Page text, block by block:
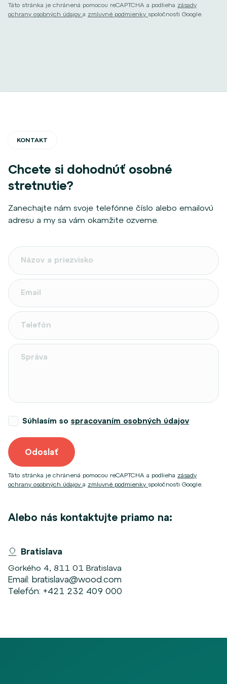
Táto stránka je chránená pomocou reCAPTCHA a podlieha zásady
ochrany osobných údajov a zmluvné podmienky spoločnosti Google.
KONTAKT
Chcete si dohodnúť osobné
stretnutie?
Zanechajte nám svoje telefónne číslo alebo emailovú
adresu a my sa vám okamžite ozveme.
Odoslať
Súhlasím so spracovaním osobných údajov
Táto stránka je chránená pomocou reCAPTCHA a podlieha zásady
ochrany osobných údajov a zmluvné podmienky spoločnosti Google.
Alebo nás kontaktujte priamo na:
Bratislava
Gorkého 4, 811 01 Bratislava
Email: bratislava@wood.com
Telefón: +421 232 409 000